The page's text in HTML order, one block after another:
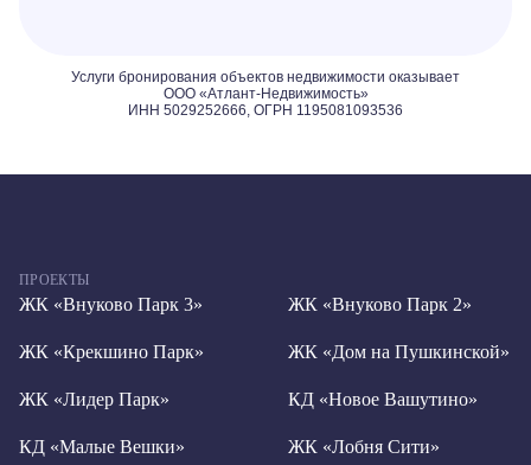
ПРОЕКТЫ
ЖК «Внуково Парк 3» ЖК «Внуково Парк 2»
ЖК «Крекшино Парк» ЖК «Дом на Пушкинской»
ЖК «Лидер Парк» КД «Новое Вашутино»
КД «Малые Вешки» ЖК «Лобня Сити»